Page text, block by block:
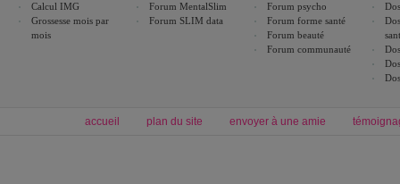
Calcul IMG
Grossesse mois par
mois
Forum MentalSlim
Forum SLIM data
Forum psycho
Forum forme santé
Forum beauté
Forum communauté
accueil plan du site envoyer à une amie